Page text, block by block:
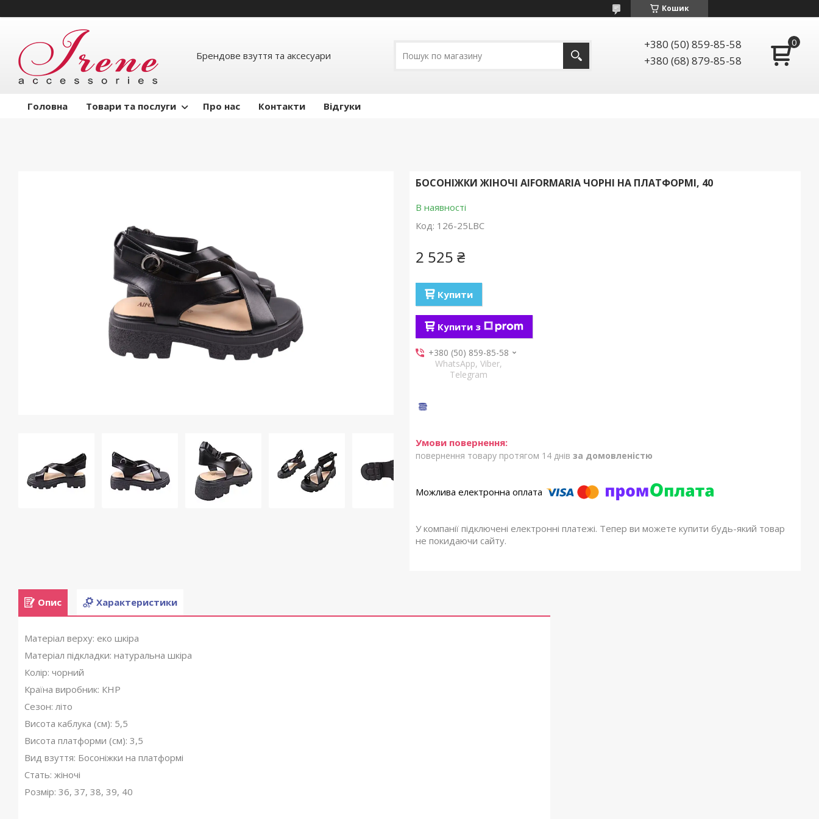
Кошик
Брендове взуття та аксесуари
+380 (50) 859-85-58
+380 (68) 879-85-58
Головна Товари та послуги Про нас Контакти Відгуки
БОСОНІЖКИ ЖІНОЧІ AIFORMARIA ЧОРНІ НА ПЛАТФОРМІ, 40
В наявності
Код: 126-25LBC
2 525 ₴
Купити
Купити з
+380 (50) 859-85-58
WhatsApp, Viber,
Telegram
повернення товару протягом 14 днів за домовленістю
У компанії підключені електронні платежі. Тепер ви можете купити будь-який товар
не покидаючи сайту.
Опис Характеристики
Матеріал верху: еко шкіра
Матеріал підкладки: натуральна шкіра
Колір: чорний
Країна виробник: КНР
Сезон: літо
Висота каблука (см): 5,5
Висота платформи (см): 3,5
Вид взуття: Босоніжки на платформі
Стать: жіночі
Розмір: 36, 37, 38, 39, 40